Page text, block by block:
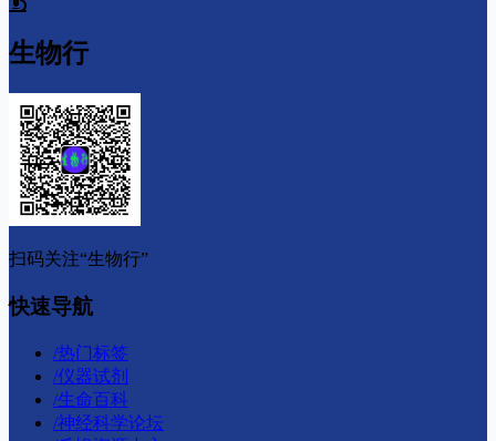
生物行
扫码关注“生物行”
快速导航
/热门标签
/仪器试剂
/生命百科
/神经科学论坛